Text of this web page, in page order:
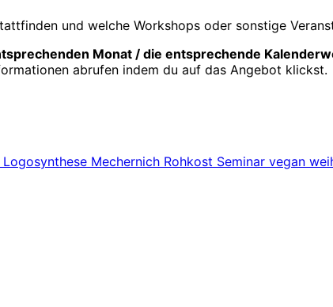
und welche Workshops oder sonstige
Monat / die entsprechende
abrufen indem du auf das Angebot klickst.
Logosynthese Mechernich Rohkost Seminar vegan